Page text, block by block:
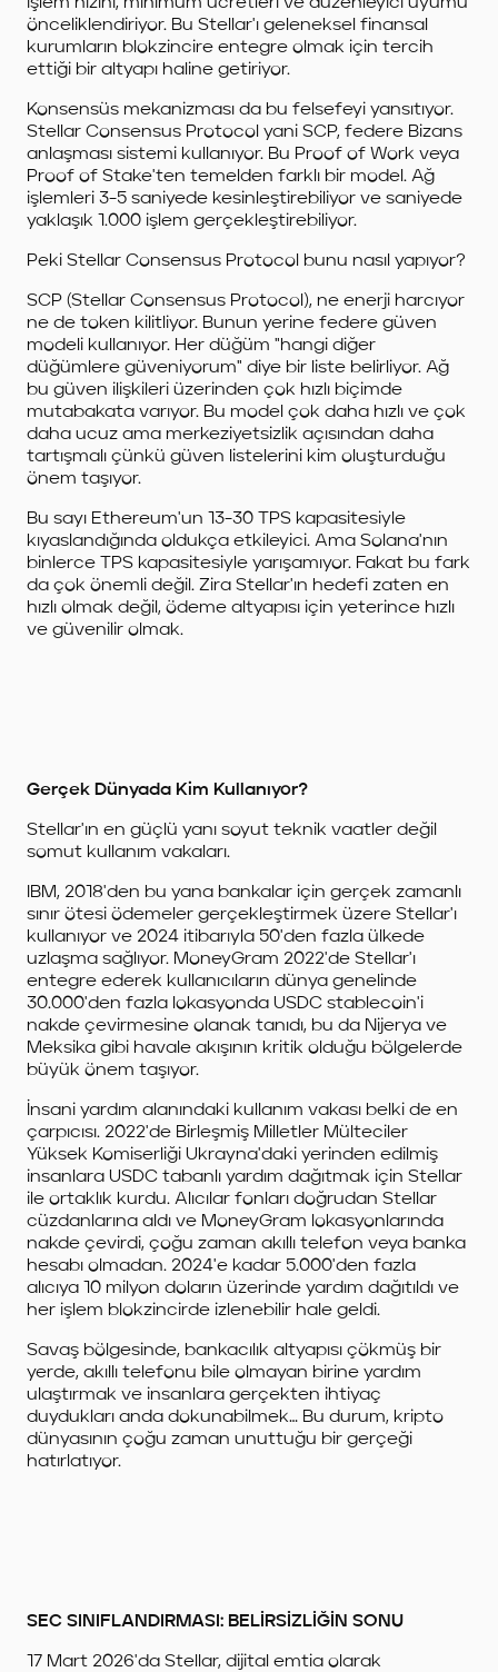
önceliklendiriyor. Bu Stellar'ı geleneksel finansal
kurumların blokzincire entegre olmak için tercih
ettiği bir altyapı haline getiriyor.
Konsensüs mekanizması da bu felsefeyi yansıtıyor.
Stellar Consensus Protocol yani SCP, federe Bizans
anlaşması sistemi kullanıyor. Bu Proof of Work veya
Proof of Stake'ten temelden farklı bir model. Ağ
işlemleri 3-5 saniyede kesinleştirebiliyor ve saniyede
yaklaşık 1.000 işlem gerçekleştirebiliyor.
Peki Stellar Consensus Protocol bunu nasıl yapıyor?
SCP (Stellar Consensus Protocol), ne enerji harcıyor
ne de token kilitliyor. Bunun yerine federe güven
modeli kullanıyor. Her düğüm "hangi diğer
düğümlere güveniyorum" diye bir liste belirliyor. Ağ
bu güven ilişkileri üzerinden çok hızlı biçimde
mutabakata varıyor. Bu model çok daha hızlı ve çok
daha ucuz ama merkeziyetsizlik açısından daha
tartışmalı çünkü güven listelerini kim oluşturduğu
önem taşıyor.
Bu sayı Ethereum'un 13-30 TPS kapasitesiyle
kıyaslandığında oldukça etkileyici. Ama Solana'nın
binlerce TPS kapasitesiyle yarışamıyor. Fakat bu fark
da çok önemli değil. Zira Stellar'ın hedefi zaten en
hızlı olmak değil, ödeme altyapısı için yeterince hızlı
ve güvenilir olmak.
Gerçek Dünyada Kim Kullanıyor?
Stellar'ın en güçlü yanı soyut teknik vaatler değil
somut kullanım vakaları.
IBM, 2018'den bu yana bankalar için gerçek zamanlı
sınır ötesi ödemeler gerçekleştirmek üzere Stellar'ı
kullanıyor ve 2024 itibarıyla 50'den fazla ülkede
uzlaşma sağlıyor. MoneyGram 2022'de Stellar'ı
entegre ederek kullanıcıların dünya genelinde
30.000'den fazla lokasyonda USDC stablecoin'i
nakde çevirmesine olanak tanıdı, bu da Nijerya ve
Meksika gibi havale akışının kritik olduğu bölgelerde
büyük önem taşıyor.
İnsani yardım alanındaki kullanım vakası belki de en
çarpıcısı. 2022'de Birleşmiş Milletler Mülteciler
Yüksek Komiserliği Ukrayna'daki yerinden edilmiş
insanlara USDC tabanlı yardım dağıtmak için Stellar
ile ortaklık kurdu. Alıcılar fonları doğrudan Stellar
cüzdanlarına aldı ve MoneyGram lokasyonlarında
nakde çevirdi, çoğu zaman akıllı telefon veya banka
hesabı olmadan. 2024'e kadar 5.000'den fazla
alıcıya 10 milyon doların üzerinde yardım dağıtıldı ve
her işlem blokzincirde izlenebilir hale geldi.
Savaş bölgesinde, bankacılık altyapısı çökmüş bir
yerde, akıllı telefonu bile olmayan birine yardım
ulaştırmak ve insanlara gerçekten ihtiyaç
duydukları anda dokunabilmek… Bu durum, kripto
dünyasının çoğu zaman unuttuğu bir gerçeği
hatırlatıyor.
SEC SINIFLANDIRMASI: BELİRSİZLİĞİN SONU
17 Mart 2026'da Stellar, dijital emtia olarak